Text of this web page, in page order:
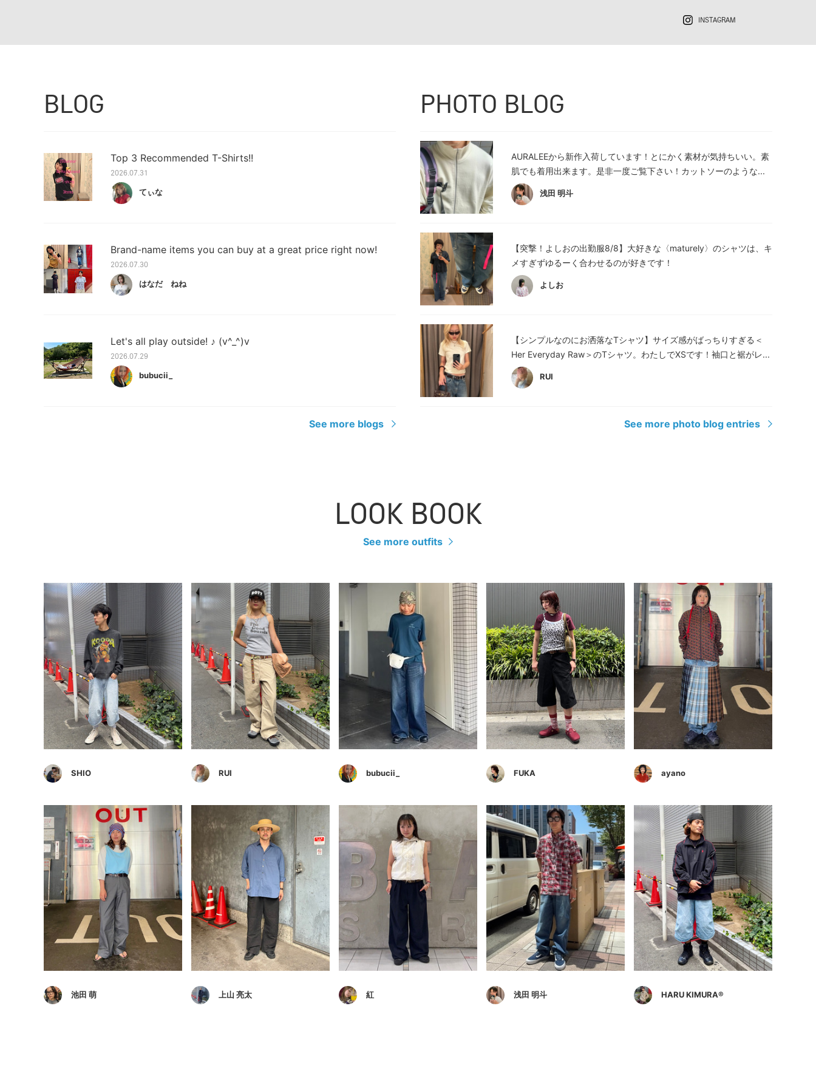
INSTAGRAM
BLOG
Top 3 Recommended T-Shirts!!
2026.07.31
てぃな
Brand-name items you can buy at a great price right now!
2026.07.30
はなだ ねね
Let's all play outside! ♪ (v^_^)v
2026.07.29
bubucii_
See more blogs
PHOTO BLOG
AURALEEから新作入荷しています！とにかく素材が気持ちいい。素
肌でも着用出来ます。是非一度ご覧下さい！カットソーのような...
浅田 明斗
【突撃！よしおの出勤服8/8】大好きな〈maturely〉のシャツは、キ
メすぎずゆるーく合わせるのが好きです！
よしお
【シンプルなのにお洒落なTシャツ】サイズ感がばっちりすぎる＜
Her Everyday Raw＞のTシャツ。わたしでXSです！袖口と裾がレ...
RUI
See more photo blog entries
LOOK BOOK
See more outfits
SHIO RUI bubucii_ FUKA ayano
池田 萌 上山 亮太 紅 浅田 明斗 HARU KIMURA®️